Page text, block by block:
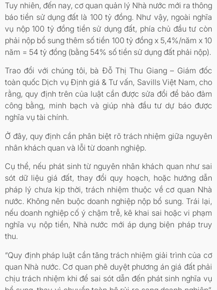
Tuy nhiên, đến nay, cơ quan quản lý Nhà nước mới ra thông
báo tiền sử dụng đất là 100 tỷ đồng. Như vậy, ngoài nghĩa
vụ nộp 100 tỷ đồng tiền sử dụng đất, phía chủ đầu tư còn
phải nộp bổ sung thêm số tiền 100 tỷ đồng x 5,4%/năm x 10
năm = 54 tỷ đồng (bằng 54% số tiền sử dụng đất phải nộp).
Trao đổi với chúng tôi, bà Đỗ Thị Thu Giang – Giám đốc
toàn quốc Dịch vụ Định giá & Tư vấn, Savills Việt Nam, cho
rằng, quy định trên của luật cần được sửa đổi để bảo đảm
công bằng, minh bạch và giúp nhà đầu tư dự báo được
nghĩa vụ tài chính.
Ở đây, quy định cần phân biệt rõ trách nhiệm giữa nguyên
nhân khách quan và lỗi từ doanh nghiệp.
Cụ thể, nếu phát sinh từ nguyên nhân khách quan như sai
sót dữ liệu giá đất, thay đổi quy hoạch, hoặc hướng dẫn
pháp lý chưa kịp thời, trách nhiệm thuộc về cơ quan Nhà
nước. Không nên buộc doanh nghiệp nộp bổ sung. Trái lại,
nếu doanh nghiệp cố ý chậm trễ, kê khai sai hoặc vi phạm
nghĩa vụ nộp tiền, Nhà nước mới áp dụng biện pháp truy
thu.
“Quy định pháp luật cần tăng trách nhiệm giải trình của cơ
quan Nhà nước. Cơ quan phê duyệt phương án giá đất phải
chịu trách nhiệm khi để sai sót dẫn đến phát sinh nghĩa vụ